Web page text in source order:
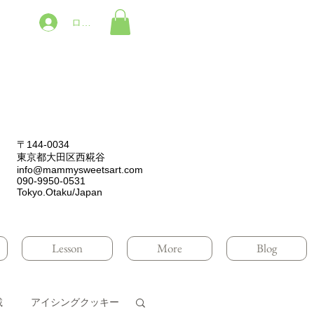
ログイン
〒144-0034
東京都大田区西糀谷
info@mammysweetsart.com
090-9950-0531
Tokyo.Otaku/Japan
Lesson More Blog
アイシングクッキー